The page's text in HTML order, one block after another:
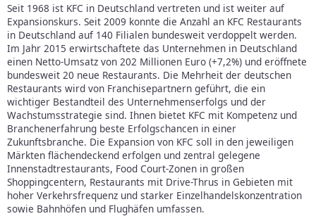
Seit 1968 ist KFC in Deutschland vertreten und ist weiter auf
Expansionskurs. Seit 2009 konnte die Anzahl an KFC Restaurants
in Deutschland auf 140 Filialen bundesweit verdoppelt werden.
Im Jahr 2015 erwirtschaftete das Unternehmen in Deutschland
einen Netto-Umsatz von 202 Millionen Euro (+7,2%) und eröffnete
bundesweit 20 neue Restaurants. Die Mehrheit der deutschen
Restaurants wird von Franchisepartnern geführt, die ein
wichtiger Bestandteil des Unternehmenserfolgs und der
Wachstumsstrategie sind. Ihnen bietet KFC mit Kompetenz und
Branchenerfahrung beste Erfolgschancen in einer
Zukunftsbranche. Die Expansion von KFC soll in den jeweiligen
Märkten flächendeckend erfolgen und zentral gelegene
Innenstadtrestaurants, Food Court-Zonen in großen
Shoppingcentern, Restaurants mit Drive-Thrus in Gebieten mit
hoher Verkehrsfrequenz und starker Einzelhandelskonzentration
sowie Bahnhöfen und Flughäfen umfassen.